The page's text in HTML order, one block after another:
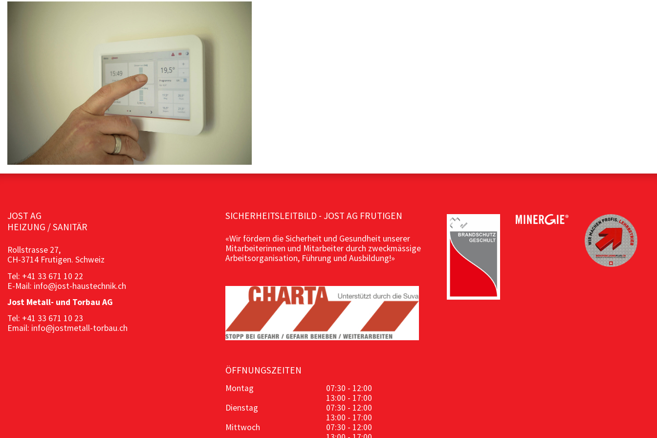
JOST AG
HEIZUNG / SANITÄR
Rollstrasse 27,
CH-3714 Frutigen. Schweiz
Tel: +41 33 671 10 22
E-Mail: info@jost-haustechnik.ch
Jost Metall- und Torbau AG
Tel: +41 33 671 10 23
Email: info@jostmetall-torbau.ch
SICHERHEITSLEITBILD - JOST AG FRUTIGEN
«Wir fördern die Sicherheit und Gesundheit unserer
Mitarbeiterinnen und Mitarbeiter durch zweckmässige
Arbeitsorganisation, Führung und Ausbildung!»
ÖFFNUNGSZEITEN
Montag
07:30 - 12:00
13:00 - 17:00
Dienstag
07:30 - 12:00
13:00 - 17:00
Mittwoch
07:30 - 12:00